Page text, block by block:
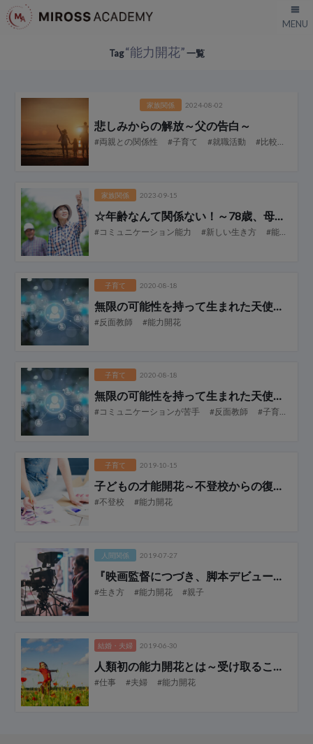
Tag“能力開花”一覧
て表示
家族関係 2024-08-02
悲しみからの解放～父の告白～
#両親との関係性 #子育て #就職活動 #比較したことで
家族関係 2023-09-15
☆年齢なんて関係ない！～78歳、母の大活躍の秘密～
#コミュニケーション能力 #新しい生き方 #能力開花
子育て 2020-08-18
無限の可能性を持って生まれた天使たち 【後編】
#反面教師 #能力開花
子育て 2020-08-18
無限の可能性を持って生まれた天使たち 【前編】
#コミュニケーションが苦手 #反面教師 #子育て
子育て 2019-10-15
子どもの才能開花～不登校からの復活～
#不登校 #能力開花
人間関係 2019-07-27
『映画監督につづき、脚本デビュー』
#生き方 #能力開花 #親子
結婚・夫婦 2019-06-30
人類初の能力開花とは ～受け取ることで開花する～
#仕事 #夫婦 #能力開花